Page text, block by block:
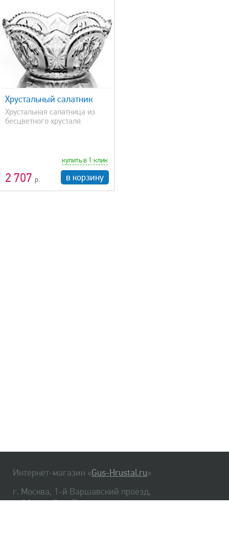
Хрустальный салатник
Хрустальная салатница из
бесцветного хрусталя
2 707
купить в 1 клик
в корзину
Интернет-магазин «Gus-Hrustal.ru»
г. Москва, 1-й Варшавский проезд,
д. 1А, стр. 3, м. Варшавская